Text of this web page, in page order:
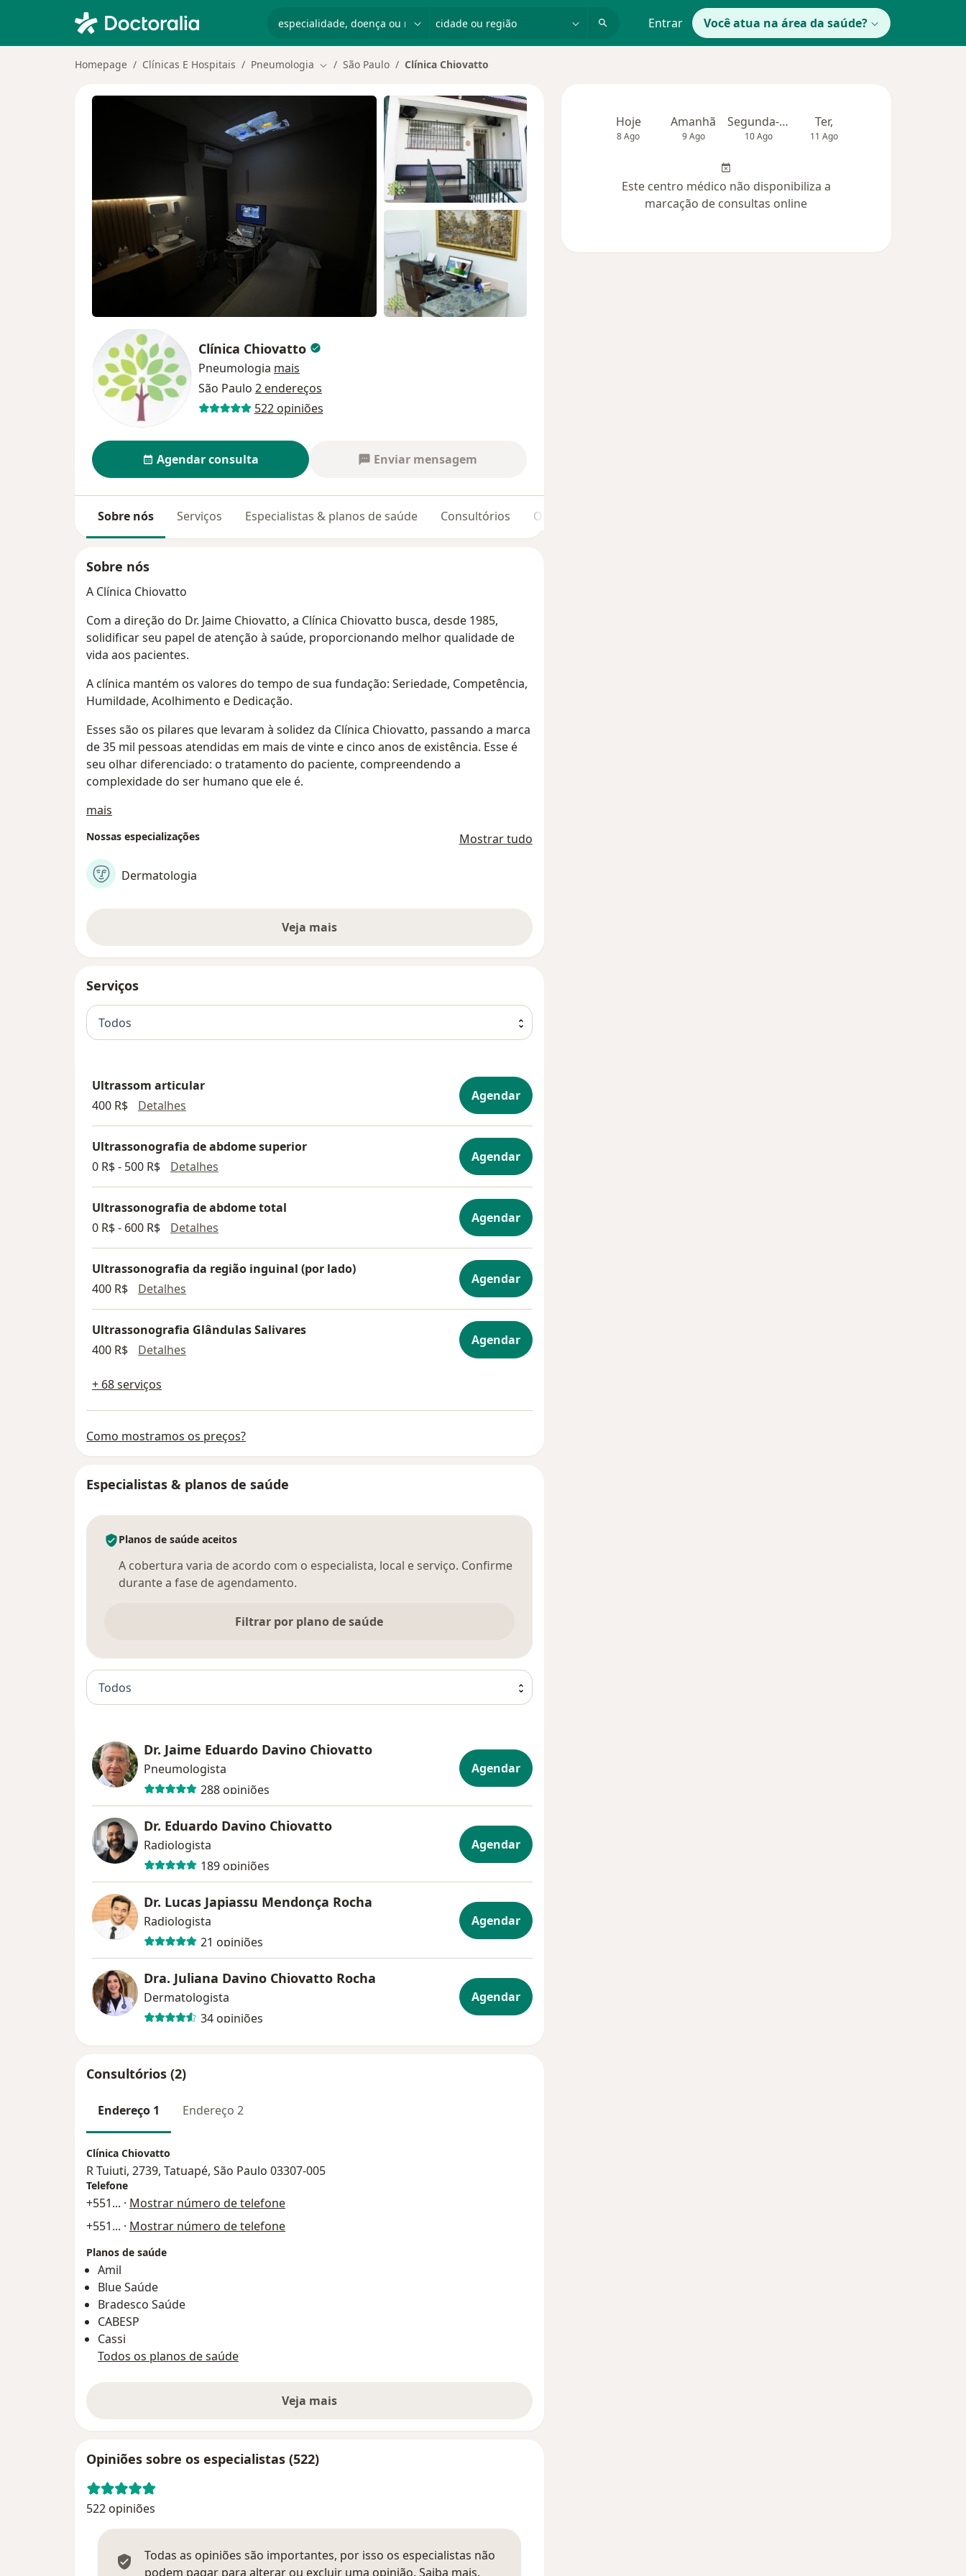
Entrar Você atua na área da saúde?
Homepage Clínicas E Hospitais Pneumologia Mudar de cidade
São Paulo Clínica Chiovatto
Clínica Chiovatto
Pneumologia mais
São Paulo 2 endereços
522 opiniões
Agendar consulta Enviar mensagem
Sobre nós Serviços Especialistas & planos de saúde Consultórios Opiniões
Sobre nós
A Clínica Chiovatto
Com a direção do Dr. Jaime Chiovatto, a Clínica Chiovatto busca, desde 1985,
solidificar seu papel de atenção à saúde, proporcionando melhor qualidade de
vida aos pacientes.
A clínica mantém os valores do tempo de sua fundação: Seriedade, Competência,
Humildade, Acolhimento e Dedicação.
Esses são os pilares que levaram à solidez da Clínica Chiovatto, passando a marca
de 35 mil pessoas atendidas em mais de vinte e cinco anos de existência. Esse é
seu olhar diferenciado: o tratamento do paciente, compreendendo a
complexidade do ser humano que ele é.
mais
Nossas especializações Mostrar tudo
Dermatologia
Veja mais
Serviços
Todos
Ultrassom articular
400 R$
Detalhes
Agendar
Ultrassonografia de abdome superior
0 R$ - 500 R$
Detalhes
Agendar
Ultrassonografia de abdome total
0 R$ - 600 R$
Detalhes
Agendar
Ultrassonografia da região inguinal (por lado)
400 R$
Detalhes
Agendar
Ultrassonografia Glândulas Salivares
400 R$
Detalhes
Agendar
+ 68 serviços
Como mostramos os preços?
Especialistas & planos de saúde
Planos de saúde aceitos
A cobertura varia de acordo com o especialista, local e serviço. Confirme
durante a fase de agendamento.
Filtrar por plano de saúde
Todos
Dr. Jaime Eduardo Davino Chiovatto
Pneumologista
288 opiniões
Agendar
Dr. Eduardo Davino Chiovatto
Radiologista
189 opiniões
Agendar
Dr. Lucas Japiassu Mendonça Rocha
Radiologista
21 opiniões
Agendar
Dra. Juliana Davino Chiovatto Rocha
Dermatologista
34 opiniões
Agendar
Consultórios (2)
Endereço 1 Endereço 2
Clínica Chiovatto
R Tuiuti, 2739, Tatuapé, São Paulo 03307-005
Telefone
+551... · Mostrar número de telefone
+551... · Mostrar número de telefone
Planos de saúde
Amil
Blue Saúde
Bradesco Saúde
CABESP
Cassi
Todos os planos de saúde
Veja mais
Opiniões sobre os especialistas (522)
522 opiniões
Todas as opiniões são importantes, por isso os especialistas não
podem pagar para alterar ou excluir uma opinião. Saiba mais.
Hoje
8 Ago
Amanhã
9 Ago
Segunda-feira
10 Ago
Ter,
11 Ago
Este centro médico não disponibiliza a
marcação de consultas online